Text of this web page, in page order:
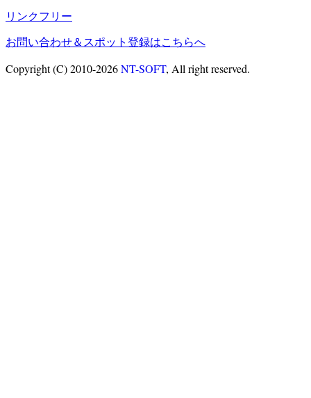
リンクフリー
お問い合わせ＆スポット登録はこちらへ
Copyright (C) 2010-2026NT-SOFT, All right reserved.